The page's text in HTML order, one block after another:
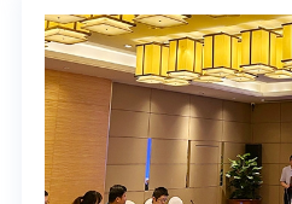
糖规模化生产工艺，参与开发
烧伤“864-人工皮肤”并临床应
三等奖；90年代开发和推广了
氨基葡萄糖、N-乙酰氨基葡
化学改性制备羧甲基壳聚糖
疗烧伤、胃溃疡药物、海洋化